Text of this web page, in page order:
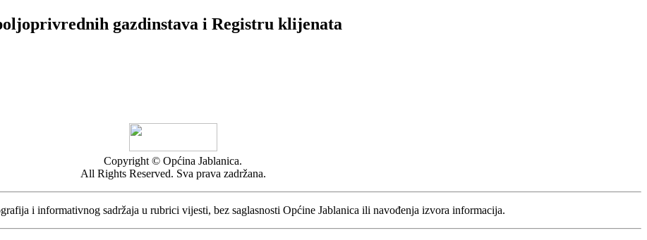
gazdinstava i Registru klijenata
Copyright © Općina Jablanica.
All Rights Reserved. Sva prava zadržana.
i informativnog sadržaja u rubrici vijesti, bez saglasnosti Općine Jablanica ili navođenja izvora informacija.